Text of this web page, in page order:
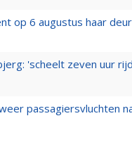
op 6 augustus haar
'scheelt zeven uur
passagiersvluchten